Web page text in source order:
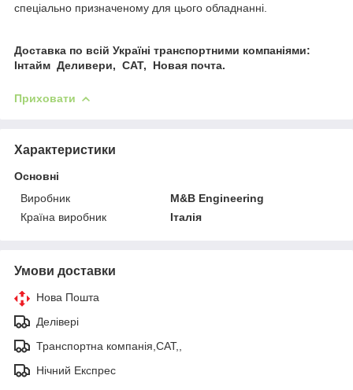
спеціально призначеному для цього обладнанні.
Доставка по всій Україні транспортними компаніями:
Інтайм Деливери, САТ, Новая почта.
Приховати
Характеристики
Основні
Виробник
M&B Engineering
Країна виробник
Італія
Умови доставки
Нова Пошта
Делівері
Транспортна компанія,САТ,,
Нічний Експрес